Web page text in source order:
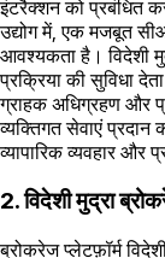
इंटरैक्शन को प्रबंधित
उद्योग में, एक मजबूत
आवश्यकता है। विदेशी
प्रक्रिया की सुविधा
ग्राहक अधिग्रहण और
व्यक्तिगत सेवाएं
व्यापारिक व्यवहार
2. विदेशी मुद्रा
ब्रोकरेज प्लेटफ़ॉर्म